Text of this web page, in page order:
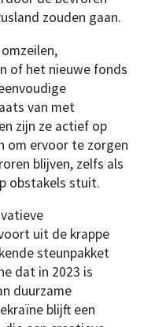
zouden gaan.
of het nieuwe fonds
van met
zijn ze actief op
om ervoor te zorgen
blijven, zelfs als
obstakels stuit.
uit de krappe
steunpakket
dat in 2023 is
duurzame
blijft een